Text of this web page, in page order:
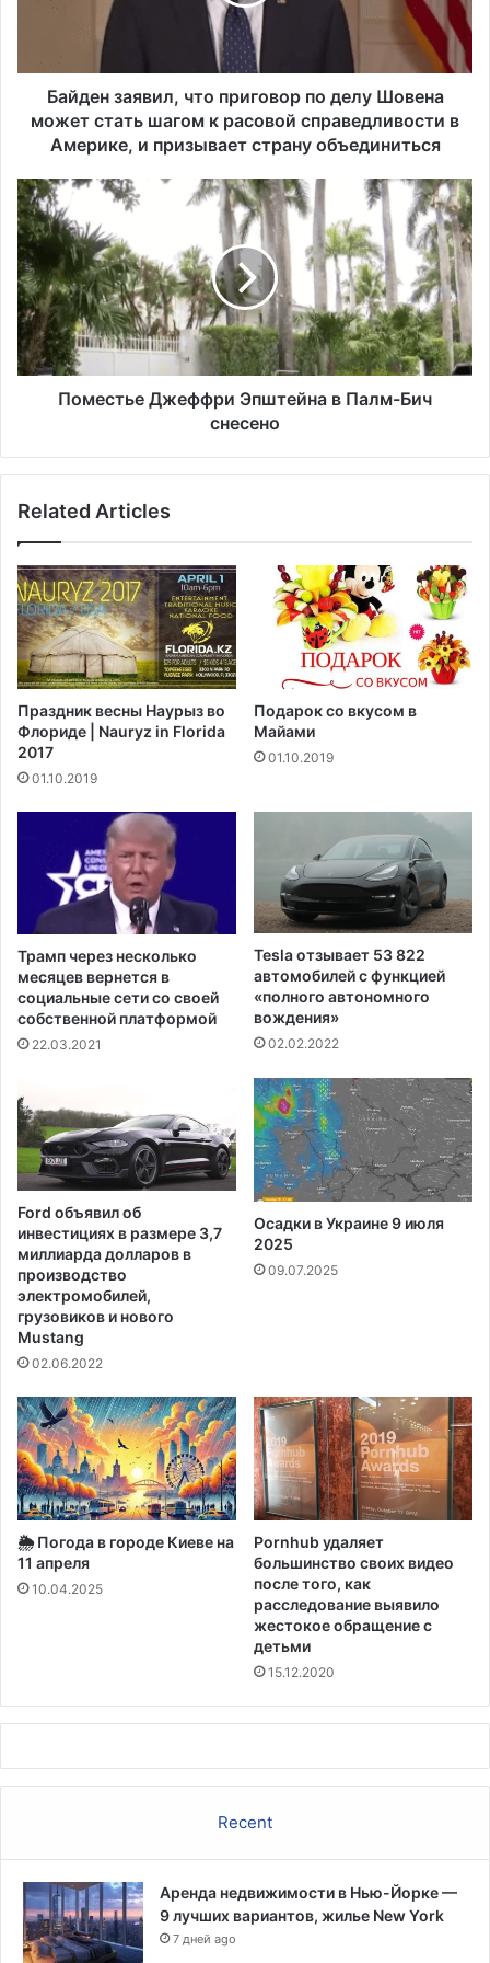
я
ч
т
о
п
р
и
г
о
в
о
е
Ш
о
в
е
н
а
м
о
ж
е
г
о
м
а
с
о
в
й
с
р
а
в
е
л
и
в
о
с
т
и
в
А
к
е
и
з
ы
в
а
е
Байден заявил, что приговор по делу Шовена
может стать шагом к расовой справедливости в
Америке, и призывает страну объединиться
П
о
м
е
с
т
ь
е
Д
и
ш
т
е
й
н
в
П
л
м
н
е
с
е
н
Поместье Джеффри Эпштейна в Палм-Бич
снесено
Related Articles
Праздник весны Наурыз во
Флориде | Nauryz in Florida
2017
01.10.2019
Подарок со вкусом в
Майами
01.10.2019
Трамп через несколько
месяцев вернется в
социальные сети со своей
собственной платформой
22.03.2021
Tesla отзывает 53 822
автомобилей с функцией
«полного автономного
вождения»
02.02.2022
Ford объявил об
инвестициях в размере 3,7
миллиарда долларов в
производство
электромобилей,
грузовиков и нового
Mustang
02.06.2022
Осадки в Украине 9 июля
2025
09.07.2025
🌦️ Погода в городе Киеве на
11 апреля
10.04.2025
Pornhub удаляет
большинство своих видео
после того, как
расследование выявило
жестокое обращение с
детьми
15.12.2020
Recent
Аренда недвижимости в Нью-Йорке —
9 лучших вариантов, жилье New York
7 дней ago